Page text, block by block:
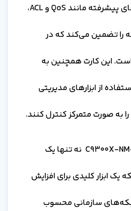
علاوه بر این، پشتیبانی از قابلیت‌های پیشرفته مانند QoS و ACL،
را تضمین می‌کند که در
این کارت همچنین به
از ابزارهای مدیریتی
صورت متمرکز کنترل کنند.
بنابراین، کارت ماژول سیسکو C9300X-NM-2C نه تنها یک
ابزار کلیدی برای افزایش
سازمانی محسوب